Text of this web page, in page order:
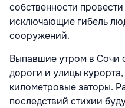
собственности
исключающие гибель
сооружений.
Выпавшие утром в Сочи
дороги и улицы
километровые заторы.
последствий стихии